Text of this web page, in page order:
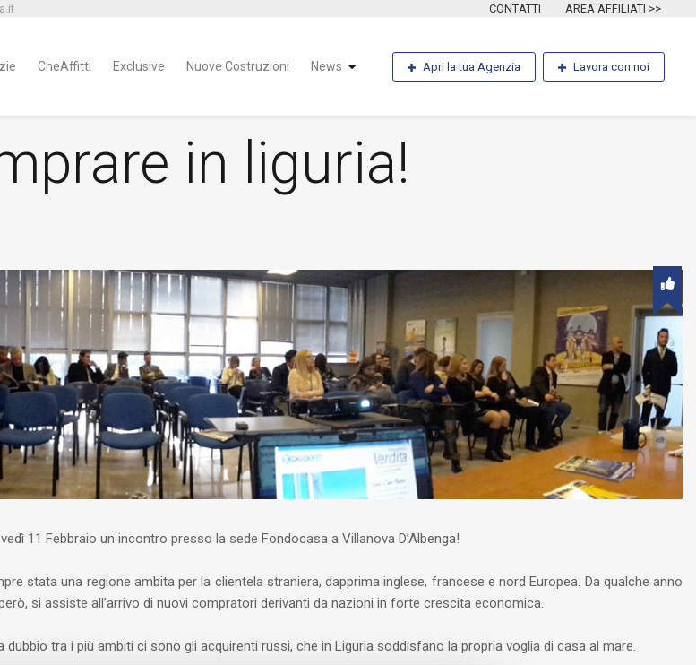
CONTATTI AREA AFFILIATI >>
CheAffitti Exclusive Nuove Costruzioni News Apri la tua Agenzia Lavora con noi
in liguria!
11 Febbraio un incontro presso la sede Fondocasa a Villanova D’Albenga!
stata una regione ambita per la clientela straniera, dapprima inglese, francese e nord Europea. Da qualche anno
si assiste all’arrivo di nuovi compratori derivanti da nazioni in forte crescita economica.
dubbio tra i più ambiti ci sono gli acquirenti russi, che in Liguria soddisfano la propria voglia di casa al mare.